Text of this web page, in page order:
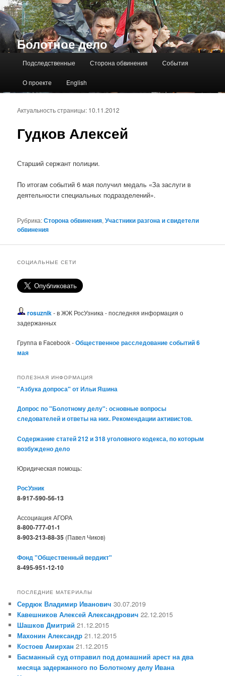
Болотное дело
Подследственные Сторона обвинения События
О проекте English
Гудков Алексей
Актуальность страницы: 10.11.2012
Старший сержант полиции.
По итогам событий 6 мая получил медаль «За заслуги в
деятельности специальных подразделений».
Рубрика:Сторона обвинения,Участники разгона и свидетели
обвинения
СОЦИАЛЬНЫЕ СЕТИ
rosuznik- в ЖЖ РосУзника - последняя информация о
задержанных
Группа в Facebook -Общественное расследование событий 6
мая
ПОЛЕЗНАЯ ИНФОРМАЦИЯ
"Азбука допроса" от Ильи Яшина
Допрос по "Болотному делу": основные вопросы
следователей и ответы на них. Рекомендации активистов.
Содержание статей 212 и 318 уголовного кодекса, по которым
возбуждено дело
Юридическая помощь:
РосУзник
8-917-590-56-13
Ассоциация АГОРА
8-800-777-01-1
8-903-213-88-35 (Павел Чиков)
Фонд "Общественный вердикт"
8-495-951-12-10
ПОСЛЕДНИЕ МАТЕРИАЛЫ
Сердюк Владимир Иванович 30.07.2019
Кавешников Алексей Александрович 22.12.2015
Шашков Дмитрий 21.12.2015
Махонин Александр 21.12.2015
Костоев Амирхан 21.12.2015
Басманный суд отправил под домашний арест на два
месяца задержанного по Болотному делу Ивана